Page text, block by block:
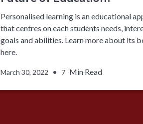
Personalised learning is an educational
that centres on each students needs,
goals and abilities. Learn more about its
here.
March 30, 2022 • 7 Min Read